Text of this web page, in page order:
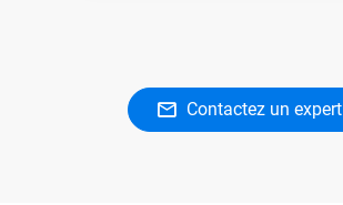
Contactez un expert